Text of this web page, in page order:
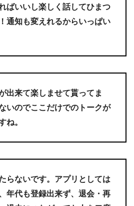
ばいいし楽しく話してひまつ
通知も変えれるからいっぱい
出来て楽しませて貰ってま
いのでここだけでのトークが
ね。
らないです。アプリとしては
年代も登録出来ず、退会・再